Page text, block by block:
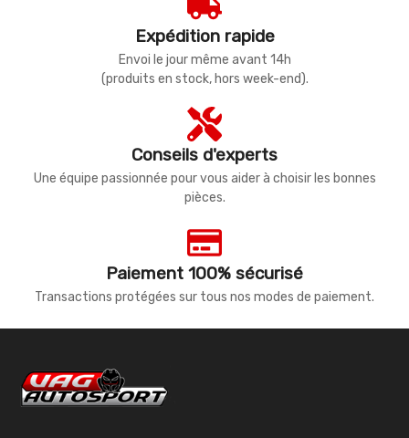
Expédition rapide
Envoi le jour même avant 14h
(produits en stock, hors week-end).
Conseils d'experts
Une équipe passionnée pour vous aider à choisir les bonnes
pièces.
Paiement 100% sécurisé
Transactions protégées sur tous nos modes de paiement.